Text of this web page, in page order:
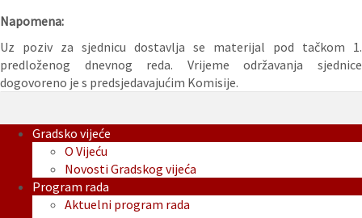
Napomena:
Uz poziv za sjednicu dostavlja se materijal pod tačkom 1.
predloženog dnevnog reda. Vrijeme održavanja sjednice
dogovoreno je s predsjedavajućim Komisije.
Gradsko vijeće
O Vijeću
Novosti Gradskog vijeća
Program rada
Aktuelni program rada